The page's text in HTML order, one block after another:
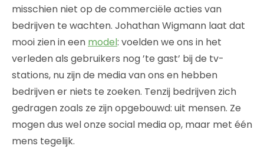
misschien niet op de commerciële acties van
bedrijven te wachten. Johathan Wigmann laat dat
mooi zien in een model: voelden we ons in het
verleden als gebruikers nog ’te gast’ bij de tv-
stations, nu zijn de media van ons en hebben
bedrijven er niets te zoeken. Tenzij bedrijven zich
gedragen zoals ze zijn opgebouwd: uit mensen. Ze
mogen dus wel onze social media op, maar met één
mens tegelijk.